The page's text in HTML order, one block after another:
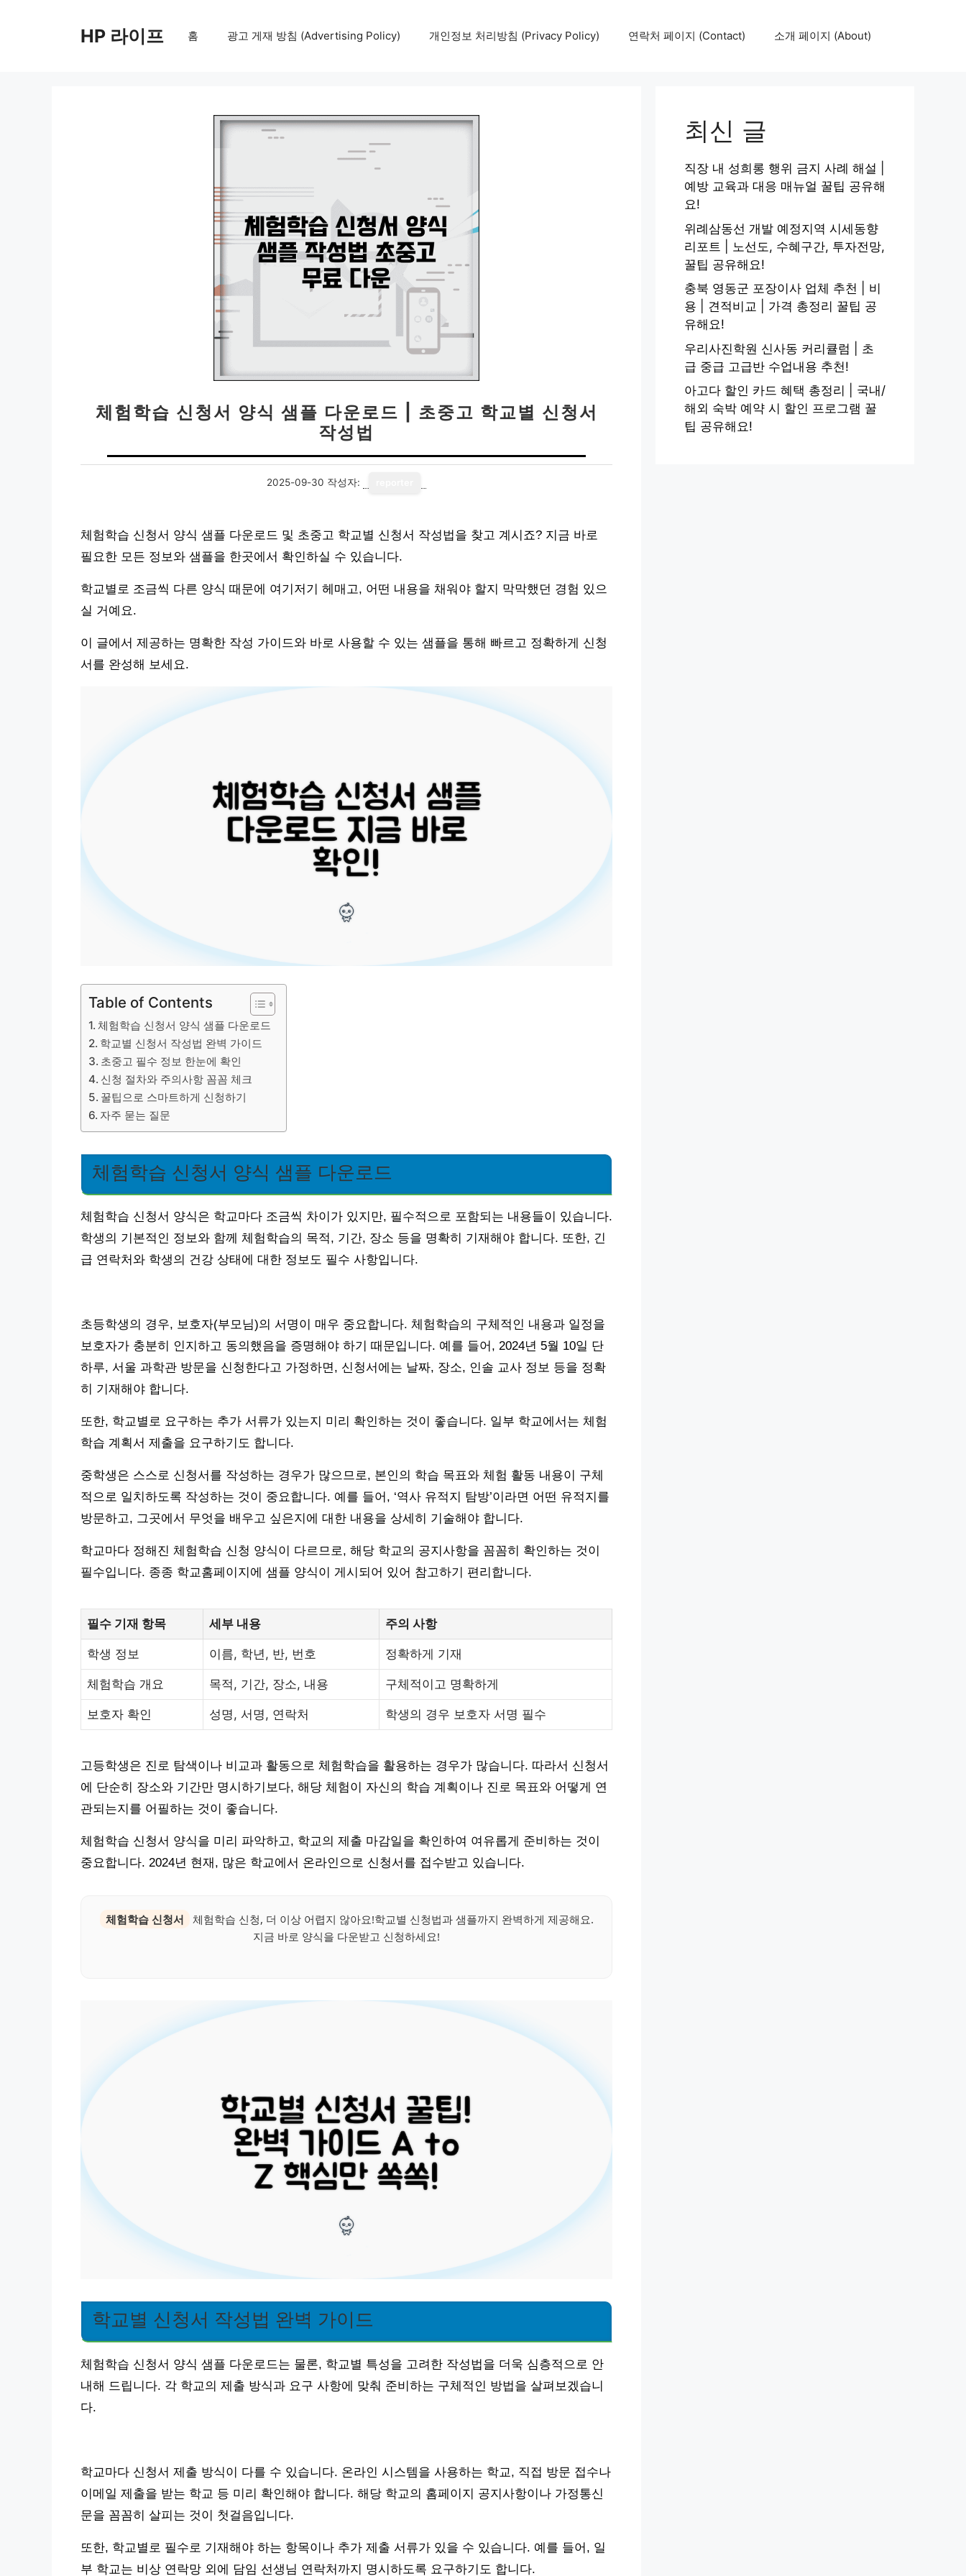
HP 라이프 홈 광고 게재 방침 (Advertising Policy) 개인정보 처리방침 (Privacy Policy) 연락처 페이지 (Contact) 소개 페이지 (About)
체험학습 신청서 양식 샘플 다운로드 | 초중고 학교별 신청서
작성법
2025-09-30 작성자:
체험학습 신청서 양식 샘플 다운로드 및 초중고 학교별 신청서 작성법을 찾고 계시죠? 지금 바로
필요한 모든 정보와 샘플을 한곳에서 확인하실 수 있습니다.
학교별로 조금씩 다른 양식 때문에 여기저기 헤매고, 어떤 내용을 채워야 할지 막막했던 경험 있으
실 거예요.
이 글에서 제공하는 명확한 작성 가이드와 바로 사용할 수 있는 샘플을 통해 빠르고 정확하게 신청
서를 완성해 보세요.
Table of Contents
체험학습 신청서 양식 샘플 다운로드
학교별 신청서 작성법 완벽 가이드
초중고 필수 정보 한눈에 확인
신청 절차와 주의사항 꼼꼼 체크
꿀팁으로 스마트하게 신청하기
자주 묻는 질문
체험학습 신청서 양식 샘플 다운로드
체험학습 신청서 양식은 학교마다 조금씩 차이가 있지만, 필수적으로 포함되는 내용들이 있습니다.
학생의 기본적인 정보와 함께 체험학습의 목적, 기간, 장소 등을 명확히 기재해야 합니다. 또한, 긴
급 연락처와 학생의 건강 상태에 대한 정보도 필수 사항입니다.
초등학생의 경우, 보호자(부모님)의 서명이 매우 중요합니다. 체험학습의 구체적인 내용과 일정을
보호자가 충분히 인지하고 동의했음을 증명해야 하기 때문입니다. 예를 들어, 2024년 5월 10일 단
하루, 서울 과학관 방문을 신청한다고 가정하면, 신청서에는 날짜, 장소, 인솔 교사 정보 등을 정확
히 기재해야 합니다.
또한, 학교별로 요구하는 추가 서류가 있는지 미리 확인하는 것이 좋습니다. 일부 학교에서는 체험
학습 계획서 제출을 요구하기도 합니다.
중학생은 스스로 신청서를 작성하는 경우가 많으므로, 본인의 학습 목표와 체험 활동 내용이 구체
적으로 일치하도록 작성하는 것이 중요합니다. 예를 들어, ‘역사 유적지 탐방’이라면 어떤 유적지를
방문하고, 그곳에서 무엇을 배우고 싶은지에 대한 내용을 상세히 기술해야 합니다.
학교마다 정해진 체험학습 신청 양식이 다르므로, 해당 학교의 공지사항을 꼼꼼히 확인하는 것이
필수입니다. 종종 학교홈페이지에 샘플 양식이 게시되어 있어 참고하기 편리합니다.
필수 기재 항목 세부 내용 주의 사항
학생 정보 이름, 학년, 반, 번호 정확하게 기재
체험학습 개요 목적, 기간, 장소, 내용 구체적이고 명확하게
보호자 확인 성명, 서명, 연락처 학생의 경우 보호자 서명 필수
고등학생은 진로 탐색이나 비교과 활동으로 체험학습을 활용하는 경우가 많습니다. 따라서 신청서
에 단순히 장소와 기간만 명시하기보다, 해당 체험이 자신의 학습 계획이나 진로 목표와 어떻게 연
관되는지를 어필하는 것이 좋습니다.
체험학습 신청서 양식을 미리 파악하고, 학교의 제출 마감일을 확인하여 여유롭게 준비하는 것이
중요합니다. 2024년 현재, 많은 학교에서 온라인으로 신청서를 접수받고 있습니다.
체험학습 신청서
체험학습 신청, 더 이상 어렵지 않아요!학교별 신청법과 샘플까지 완벽하게 제공해요.
지금 바로 양식을 다운받고 신청하세요!
학교별 신청서 작성법 완벽 가이드
체험학습 신청서 양식 샘플 다운로드는 물론, 학교별 특성을 고려한 작성법을 더욱 심층적으로 안
내해 드립니다. 각 학교의 제출 방식과 요구 사항에 맞춰 준비하는 구체적인 방법을 살펴보겠습니
다.
학교마다 신청서 제출 방식이 다를 수 있습니다. 온라인 시스템을 사용하는 학교, 직접 방문 접수나
이메일 제출을 받는 학교 등 미리 확인해야 합니다. 해당 학교의 홈페이지 공지사항이나 가정통신
문을 꼼꼼히 살피는 것이 첫걸음입니다.
또한, 학교별로 필수로 기재해야 하는 항목이나 추가 제출 서류가 있을 수 있습니다. 예를 들어, 일
부 학교는 비상 연락망 외에 담임 선생님 연락처까지 명시하도록 요구하기도 합니다.
최신 글
직장 내 성희롱 행위 금지 사례 해설 |
예방 교육과 대응 매뉴얼 꿀팁 공유해
요!
위례삼동선 개발 예정지역 시세동향
리포트 | 노선도, 수혜구간, 투자전망,
꿀팁 공유해요!
충북 영동군 포장이사 업체 추천 | 비
용 | 견적비교 | 가격 총정리 꿀팁 공
유해요!
우리사진학원 신사동 커리큘럼 | 초
급 중급 고급반 수업내용 추천!
아고다 할인 카드 혜택 총정리 | 국내/
해외 숙박 예약 시 할인 프로그램 꿀
팁 공유해요!